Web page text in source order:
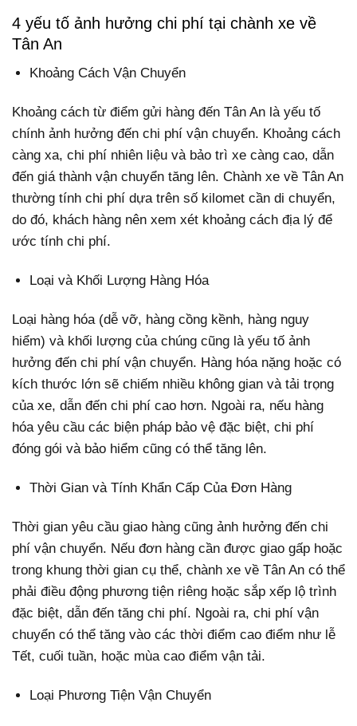
4 yếu tố ảnh hưởng chi phí tại chành xe về
Tân An
Khoảng Cách Vận Chuyển
Khoảng cách từ điểm gửi hàng đến Tân An là yếu tố
chính ảnh hưởng đến chi phí vận chuyển. Khoảng cách
càng xa, chi phí nhiên liệu và bảo trì xe càng cao, dẫn
đến giá thành vận chuyển tăng lên. Chành xe về Tân An
thường tính chi phí dựa trên số kilomet cần di chuyển,
do đó, khách hàng nên xem xét khoảng cách địa lý để
ước tính chi phí.
Loại và Khối Lượng Hàng Hóa
Loại hàng hóa (dễ vỡ, hàng cồng kềnh, hàng nguy
hiểm) và khối lượng của chúng cũng là yếu tố ảnh
hưởng đến chi phí vận chuyển. Hàng hóa nặng hoặc có
kích thước lớn sẽ chiếm nhiều không gian và tải trọng
của xe, dẫn đến chi phí cao hơn. Ngoài ra, nếu hàng
hóa yêu cầu các biện pháp bảo vệ đặc biệt, chi phí
đóng gói và bảo hiểm cũng có thể tăng lên.
Thời Gian và Tính Khẩn Cấp Của Đơn Hàng
Thời gian yêu cầu giao hàng cũng ảnh hưởng đến chi
phí vận chuyển. Nếu đơn hàng cần được giao gấp hoặc
trong khung thời gian cụ thể, chành xe về Tân An có thể
phải điều động phương tiện riêng hoặc sắp xếp lộ trình
đặc biệt, dẫn đến tăng chi phí. Ngoài ra, chi phí vận
chuyển có thể tăng vào các thời điểm cao điểm như lễ
Tết, cuối tuần, hoặc mùa cao điểm vận tải.
Loại Phương Tiện Vận Chuyển